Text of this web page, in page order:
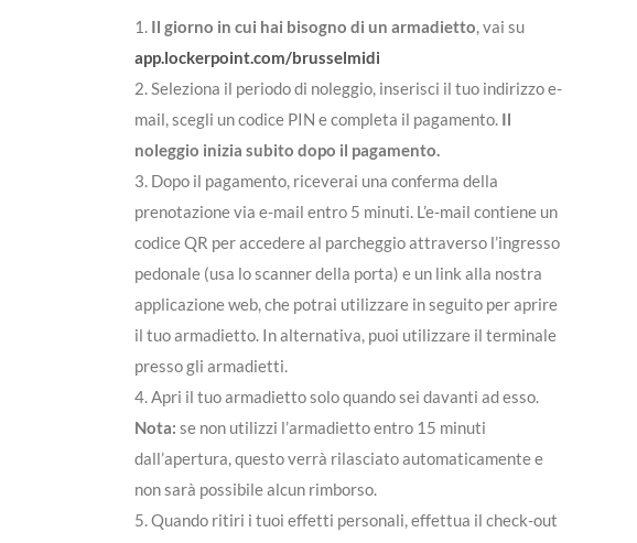
1. Il giorno in cui hai bisogno di un armadietto, vai su
app.lockerpoint.com/brusselmidi
2. Seleziona il periodo di noleggio, inserisci il tuo indirizzo e-
mail, scegli un codice PIN e completa il pagamento. Il
noleggio inizia subito dopo il pagamento.
3. Dopo il pagamento, riceverai una conferma della
prenotazione via e-mail entro 5 minuti. L’e-mail contiene un
codice QR per accedere al parcheggio attraverso l’ingresso
pedonale (usa lo scanner della porta) e un link alla nostra
applicazione web, che potrai utilizzare in seguito per aprire
il tuo armadietto. In alternativa, puoi utilizzare il terminale
presso gli armadietti.
4. Apri il tuo armadietto solo quando sei davanti ad esso.
Nota: se non utilizzi l’armadietto entro 15 minuti
dall’apertura, questo verrà rilasciato automaticamente e
non sarà possibile alcun rimborso.
5. Quando ritiri i tuoi effetti personali, effettua il check-out